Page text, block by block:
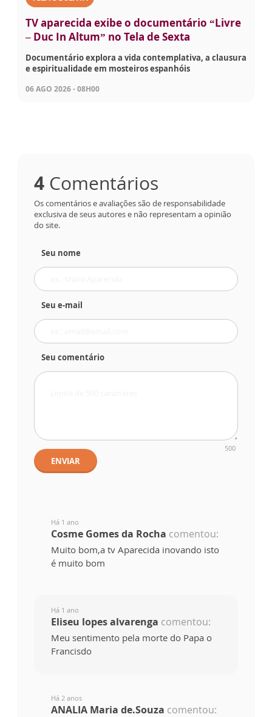
TV aparecida exibe o documentário “Livre
– Duc In Altum” no Tela de Sexta
Documentário explora a vida contemplativa, a clausura
e espiritualidade em mosteiros espanhóis
06 AGO 2026 - 08H00
4 Comentários
Os comentários e avaliações são de responsabilidade
exclusiva de seus autores e não representam a opinião
do site.
Seu nome
Seu e-mail
Seu comentário
500
ENVIAR
Há 1 ano
Cosme Gomes da Rocha comentou:
Muito bom,a tv Aparecida inovando isto
é muito bom
Há 1 ano
Eliseu lopes alvarenga comentou:
Meu sentimento pela morte do Papa o
Francisdo
Há 2 anos
ANALIA Maria de.Souza comentou: